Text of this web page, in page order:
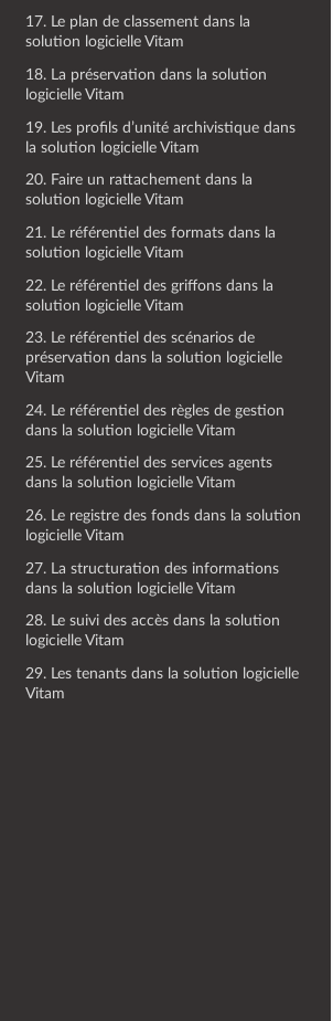
17. Le plan de classement dans la
solution logicielle Vitam
18. La préservation dans la solution
logicielle Vitam
19. Les profils d’unité archivistique dans
la solution logicielle Vitam
20. Faire un rattachement dans la
solution logicielle Vitam
21. Le référentiel des formats dans la
solution logicielle Vitam
22. Le référentiel des griffons dans la
solution logicielle Vitam
23. Le référentiel des scénarios de
préservation dans la solution logicielle
Vitam
24. Le référentiel des règles de gestion
dans la solution logicielle Vitam
25. Le référentiel des services agents
dans la solution logicielle Vitam
26. Le registre des fonds dans la solution
logicielle Vitam
27. La structuration des informations
dans la solution logicielle Vitam
28. Le suivi des accès dans la solution
logicielle Vitam
29. Les tenants dans la solution logicielle
Vitam